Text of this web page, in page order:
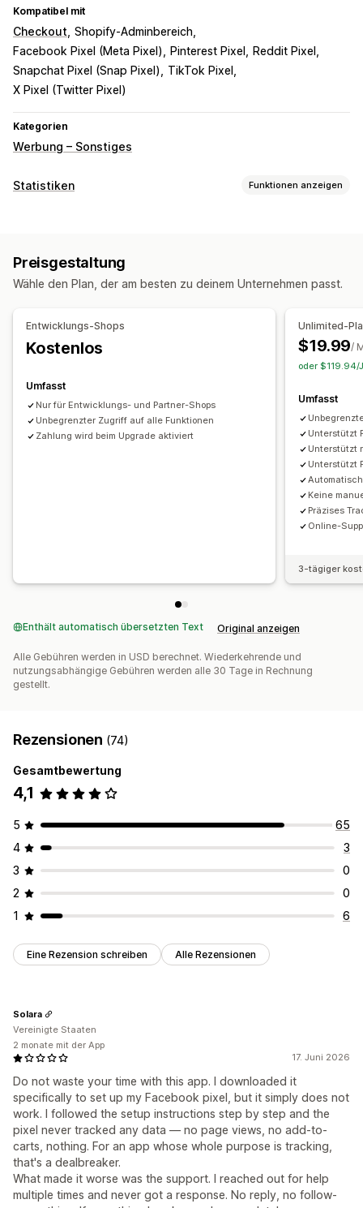
Kompatibel mit
Checkout Shopify-Adminbereich
Facebook Pixel (Meta Pixel)
Pinterest Pixel
Reddit Pixel
Snapchat Pixel (Snap Pixel)
TikTok Pixel
X Pixel (Twitter Pixel)
Kategorien
Werbung – Sonstiges
Statistiken Funktionen anzeigen
Segmentierung
Seitenaufrufe
Kohortenanalyse
Checkout-Analysen
Funnel-Analyse
Pixel-Tracking
Bildmaterial und Berichte
Heatmaps Analyse-Dashboard
Preisgestaltung
Wähle den Plan, der am besten zu deinem Unternehmen passt.
Entwicklungs-Shops
Kostenlos
Umfasst
Nur für Entwicklungs- und Partner-Shops
Unbegrenzter Zugriff auf alle Funktionen
Zahlung wird beim Upgrade aktiviert
Unlimited-
$19.99/
oder $119.94/
Umfasst
Unterstützt
Unterstützt
Unterstützt
Keine
Präzises
Online-
3-tägiger
Enthält automatisch übersetzten Text Original anzeigen
Alle Gebühren werden in USD berechnet. Wiederkehrende und
nutzungsabhängige Gebühren werden alle 30 Tage in Rechnung
gestellt.
Rezensionen (74)
Gesamtbewertung
4,1
5
65
4
3
3
0
2
0
1
6
Eine Rezension schreiben Alle Rezensionen
17. Juni 2026
Do not waste your time with this app. I downloaded it
specifically to set up my Facebook pixel, but it simply does not
work. I followed the setup instructions step by step and the
pixel never tracked any data — no page views, no add-to-
carts, nothing. For an app whose whole purpose is tracking,
that's a dealbreaker.
What made it worse was the support. I reached out for help
multiple times and never got a response. No reply, no follow-
Solara
Vereinigte Staaten
2 monate mit der App